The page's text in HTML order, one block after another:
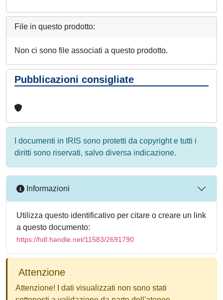
File in questo prodotto:
Non ci sono file associati a questo prodotto.
Pubblicazioni consigliate
I documenti in IRIS sono protetti da copyright e tutti i
diritti sono riservati, salvo diversa indicazione.
Informazioni
Utilizza questo identificativo per citare o creare un link
a questo documento:
https://hdl.handle.net/11583/2691790
Attenzione
Attenzione! I dati visualizzati non sono stati